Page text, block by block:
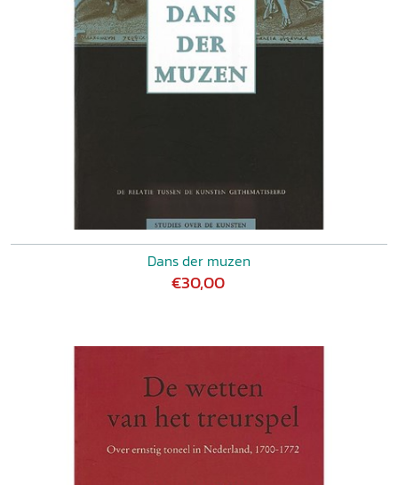
Dans der muzen
€30,00